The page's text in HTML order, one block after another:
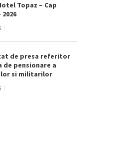
Topaz – Cap
de presa referitor
de pensionare a
si militarilor